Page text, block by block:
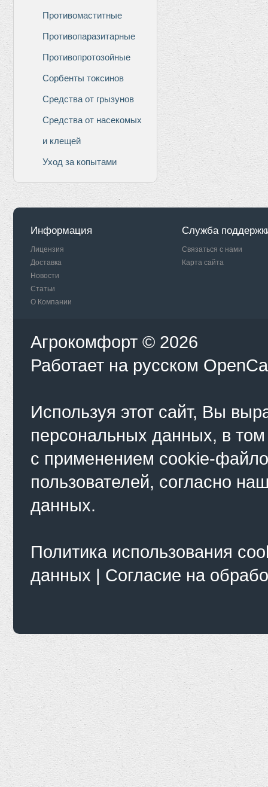
Противомаститные
Противопаразитарные
Противопротозойные
Сорбенты токсинов
Средства от грызунов
Средства от насекомых
и клещей
Уход за копытами
Информация
Лицензия
Доставка
Новости
Статьи
О Компании
Служба
Связаться с нами
Карта сайта
Агрокомфорт © 2026
Работает на русском
Используя этот сайт, Вы
персональных данных, в
с применением cookie-
пользователей, согласно
данных.
Политика использования
данных | Согласие на